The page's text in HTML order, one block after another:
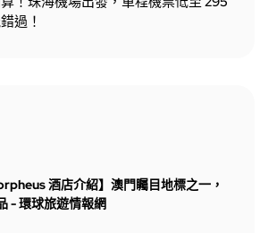
過！
酒店介紹】澳門矚目地標之一，
- 環球旅遊情報網